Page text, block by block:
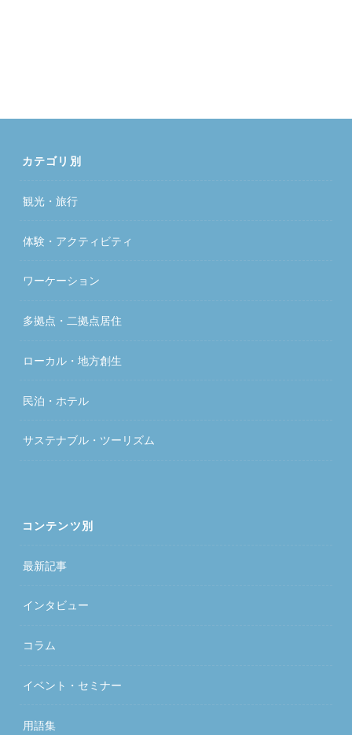
カテゴリ別
観光・旅行
体験・アクティビティ
ワーケーション
多拠点・二拠点居住
ローカル・地方創生
民泊・ホテル
サステナブル・ツーリズム
コンテンツ別
最新記事
インタビュー
コラム
イベント・セミナー
用語集